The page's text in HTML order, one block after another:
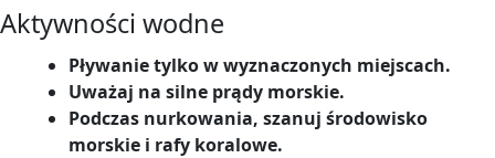
Aktywności wodne
Pływanie tylko w wyznaczonych miejscach.
Uważaj na silne prądy morskie.
Podczas nurkowania, szanuj środowisko
morskie i rafy koralowe.